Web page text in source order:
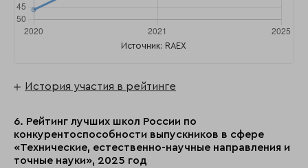
Источник: RAEX
История участия в рейтинге
6. Рейтинг лучших школ России по
конкурентоспособности выпускников в сфере
«Технические, естественно-научные направления и
точные науки», 2025 год